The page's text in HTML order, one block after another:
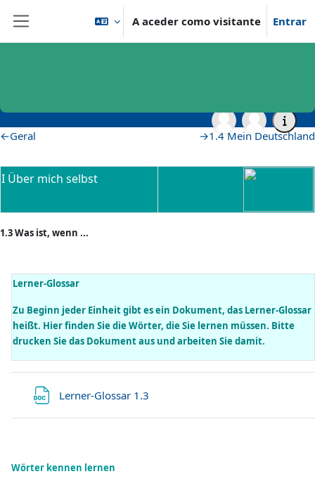
Ir para o conteúdo principal
A aceder como visitante Entrar
Lista de secções
←Geral →1.4 Mein Deutschland
I Über mich selbst
1.3 Was ist, wenn ...
Lerner-Glossar
Zu Beginn jeder Einheit gibt es ein Dokument, das Lerner-Glossar
heißt. Hier finden Sie die Wörter, die Sie lernen müssen. Bitte
drucken Sie das Dokument aus und arbeiten Sie damit.
Lerner-Glossar 1.3
Wörter kennen lernen